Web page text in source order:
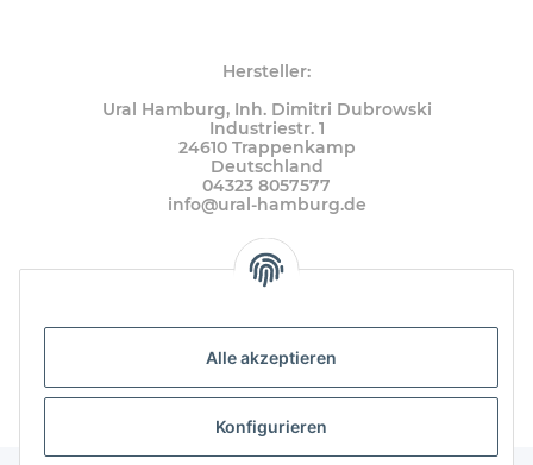
Alle akzeptieren
Konfigurieren
Hersteller:
Ural Hamburg, Inh. Dimitri Dubrowski
Industriestr. 1
24610 Trappenkamp
Deutschland
04323 8057577
info@ural-hamburg.de